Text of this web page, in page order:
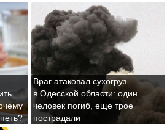
Враг атаковал сухогруз
в Одесской области: один
человек погиб, еще трое
пострадали